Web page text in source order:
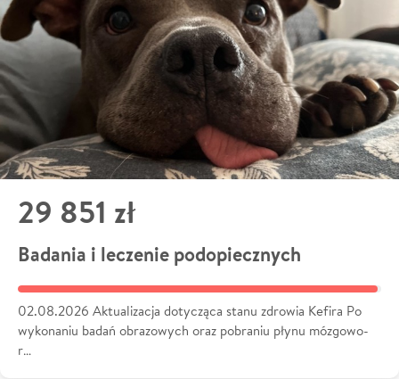
29 851 zł
Badania i leczenie podopiecznych
02.08.2026 Aktualizacja dotycząca stanu zdrowia Kefira Po
wykonaniu badań obrazowych oraz pobraniu płynu mózgowo-
r…